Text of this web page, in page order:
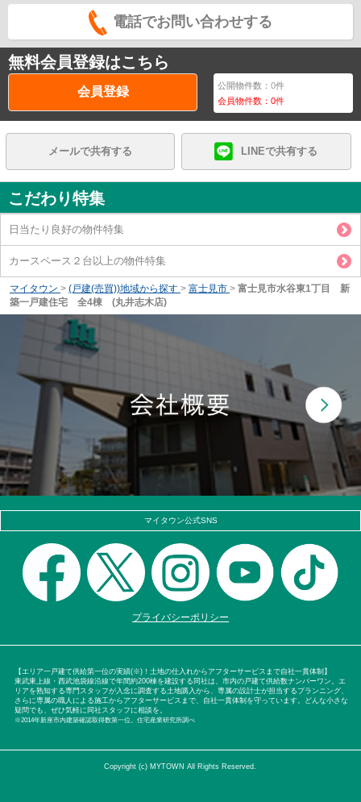
電話でお問い合わせする
無料会員登録はこちら
会員登録 公開物件数：0件
会員物件数：0件
メールで共有する LINEで共有する
こだわり特集
日当たり良好の物件特集
カースペース２台以上の物件特集
マイタウン > (戸建(売買))地域から探す > 富士見市 > 富士見市水谷東1丁目 新
築一戸建住宅 全4棟 (丸井志木店)
マイタウン公式SNS
プライバシーポリシー
【エリア一戸建て供給第一位の実績(※)！土地の仕入れからアフターサービスまで自社一貫体制】
東武東上線・西武池袋線沿線で年間約200棟を建設する同社は、市内の戸建て供給数ナンバーワン。エ
リアを熟知する専門スタッフが入念に調査する土地購入から、専属の設計士が担当するプランニング、
さらに専属の職人による施工からアフターサービスまで、自社一貫体制を守っています。どんな小さな
疑問でも、ぜひ気軽に同社スタッフに相談を。
※2014年新座市内建築確認取得数第一位。住宅産業研究所調べ
Copyright (c) MYTOWN All Rights Reserved.